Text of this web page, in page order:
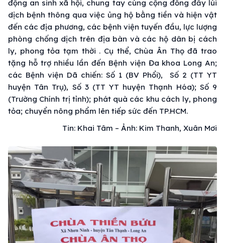
động an sinh xã hội, chung tay cùng cộng đồng đẩy lùi
dịch bệnh thông qua việc ủng hộ bằng tiền và hiện vật
đến các địa phương, các bệnh viện tuyến đầu, lực lượng
phòng chống dịch trên địa bàn và các hộ dân bị cách
ly, phong tỏa tạm thời . Cụ thể, Chùa Ân Thọ đã trao
tặng hỗ trợ nhiều lần đến Bệnh viện Đa khoa Long An;
các Bệnh viện Dã chiến: Số 1 (BV Phổi), Số 2 (TT YT
huyện Tân Trụ), Số 3 (TT YT huyện Thạnh Hóa); Số 9
(Trường Chính trị tỉnh); phát quà các khu cách ly, phong
tỏa; chuyển nông phẩm lên tiếp sức đến TP.HCM.
Tin: Khai Tâm – Ảnh: Kim Thanh, Xuân Mơi